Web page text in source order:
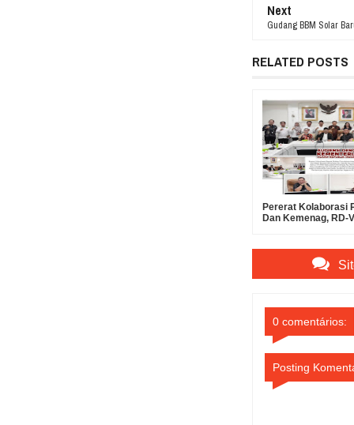
Next
Gudang BBM Solar
RELATED POSTS
Pererat Kolaborasi
Dan Kemenag, RD-
0 comentários:
Posting